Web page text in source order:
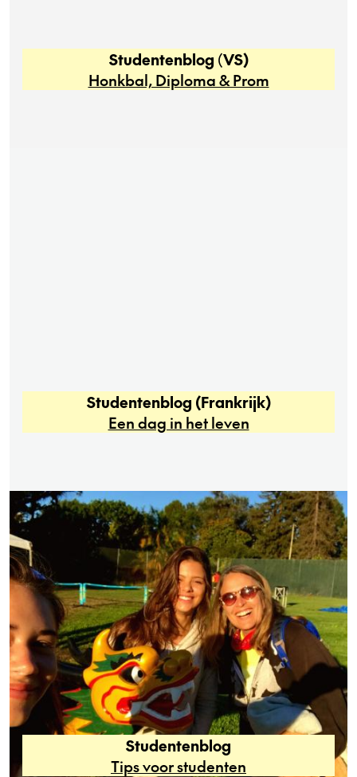
Studentenblog (VS)
Honkbal, Diploma & Prom
Studentenblog (Frankrijk)
Een dag in het leven
Studentenblog
Tips voor studenten